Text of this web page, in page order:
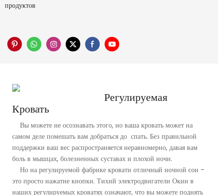
продуктов
Регулируемая
Кровать
Вы можете не осознавать этого, но ваша кровать может на
самом деле помешать вам добраться до спать. Без правильной
поддержки ваш вес распространяется неравномерно, давая вам
боль в мышцах, болезненных суставах и плохой ночи.
Но на регулируемой фабрике кровати отличный ночной сон -
это просто нажатие кнопки. Тихий электродвигатели Окин в
наших регулируемых кроватях означают, что вы можете поднять